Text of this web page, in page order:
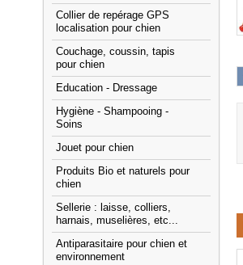
Collier de repérage GPS
localisation pour chien
Couchage, coussin, tapis
pour chien
Education - Dressage
Hygiène - Shampooing -
Soins
Jouet pour chien
Produits Bio et naturels pour
chien
Sellerie : laisse, colliers,
harnais, muselières, etc...
Antiparasitaire pour chien et
environnement